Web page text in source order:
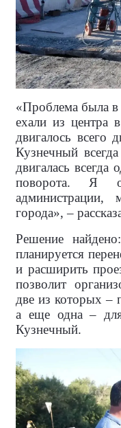
«Проблема была в
ехали из центра
двигалось всего
Кузнечный
двигалась всегда
поворота. Я
города», –
Решение
планируется
и расширить
позволит
две из которых
а еще одна –
Кузнечный.